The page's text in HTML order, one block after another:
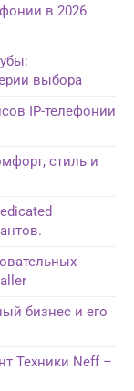
в 2026
выбора
IP-телефонии
стиль и
бизнес и его
Техники Neff –